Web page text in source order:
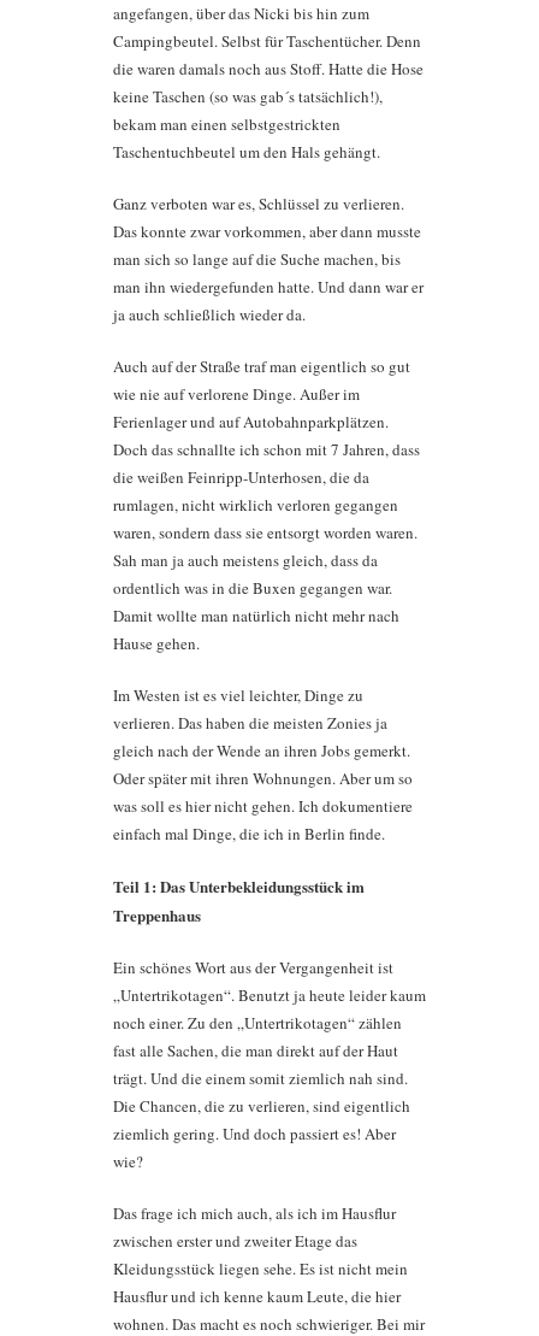
angefangen, über das Nicki bis hin zum
Campingbeutel. Selbst für Taschentücher. Denn
die waren damals noch aus Stoff. Hatte die Hose
keine Taschen (so was gab´s tatsächlich!),
bekam man einen selbstgestrickten
Taschentuchbeutel um den Hals gehängt.
Ganz verboten war es, Schlüssel zu verlieren.
Das konnte zwar vorkommen, aber dann musste
man sich so lange auf die Suche machen, bis
man ihn wiedergefunden hatte. Und dann war er
ja auch schließlich wieder da.
Auch auf der Straße traf man eigentlich so gut
wie nie auf verlorene Dinge. Außer im
Ferienlager und auf Autobahnparkplätzen.
Doch das schnallte ich schon mit 7 Jahren, dass
die weißen Feinripp-Unterhosen, die da
rumlagen, nicht wirklich verloren gegangen
waren, sondern dass sie entsorgt worden waren.
Sah man ja auch meistens gleich, dass da
ordentlich was in die Buxen gegangen war.
Damit wollte man natürlich nicht mehr nach
Hause gehen.
Im Westen ist es viel leichter, Dinge zu
verlieren. Das haben die meisten Zonies ja
gleich nach der Wende an ihren Jobs gemerkt.
Oder später mit ihren Wohnungen. Aber um so
was soll es hier nicht gehen. Ich dokumentiere
einfach mal Dinge, die ich in Berlin finde.
Teil 1: Das Unterbekleidungsstück im
Treppenhaus
Ein schönes Wort aus der Vergangenheit ist
„Untertrikotagen“. Benutzt ja heute leider kaum
noch einer. Zu den „Untertrikotagen“ zählen
fast alle Sachen, die man direkt auf der Haut
trägt. Und die einem somit ziemlich nah sind.
Die Chancen, die zu verlieren, sind eigentlich
ziemlich gering. Und doch passiert es! Aber
wie?
Das frage ich mich auch, als ich im Hausflur
zwischen erster und zweiter Etage das
Kleidungsstück liegen sehe. Es ist nicht mein
Hausflur und ich kenne kaum Leute, die hier
wohnen. Das macht es noch schwieriger. Bei mir